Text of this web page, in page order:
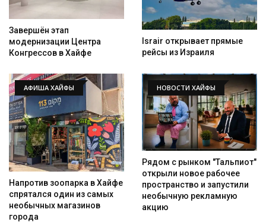
Завершён этап
модернизации Центра
Конгрессов в Хайфе
Israir открывает прямые
рейсы из Израиля
АФИША ХАЙФЫ
Напротив зоопарка в Хайфе
спрятался один из самых
необычных магазинов
города
НОВОСТИ ХАЙФЫ
Рядом с рынком "Тальпиот"
открыли новое рабочее
пространство и запустили
необычную рекламную
акцию